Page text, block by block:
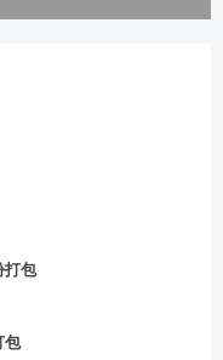
打包
包